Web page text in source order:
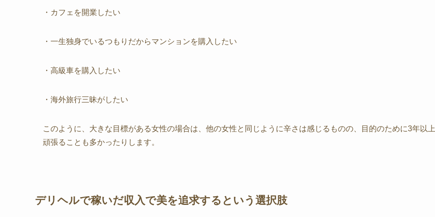
・カフェを開業したい
・一生独身でいるつもりだからマンションを購入したい
・高級車を購入したい
・海外旅行三昧がしたい
このように、大きな目標がある女性の場合は、他の女性と同じように辛さは感じるものの、目的のために3年以上
頑張ることも多かったりします。
デリヘルで稼いだ収入で美を追求するという選択肢